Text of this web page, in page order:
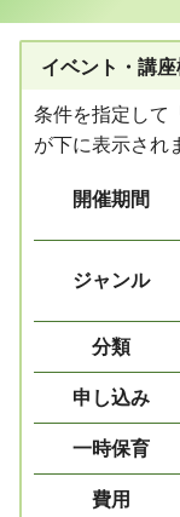
イベント・講
条件を指定して
が下に表示され
開催期間
ジャンル
分類
申し込み
一時保育
費用